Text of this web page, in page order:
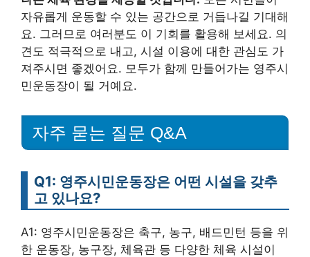
자유롭게 운동할 수 있는 공간으로 거듭나길 기대해
요. 그러므로 여러분도 이 기회를 활용해 보세요. 의
견도 적극적으로 내고, 시설 이용에 대한 관심도 가
져주시면 좋겠어요. 모두가 함께 만들어가는 영주시
민운동장이 될 거예요.
자주 묻는 질문 Q&A
Q1: 영주시민운동장은 어떤 시설을 갖추
고 있나요?
A1: 영주시민운동장은 축구, 농구, 배드민턴 등을 위
한 운동장, 농구장, 체육관 등 다양한 체육 시설이